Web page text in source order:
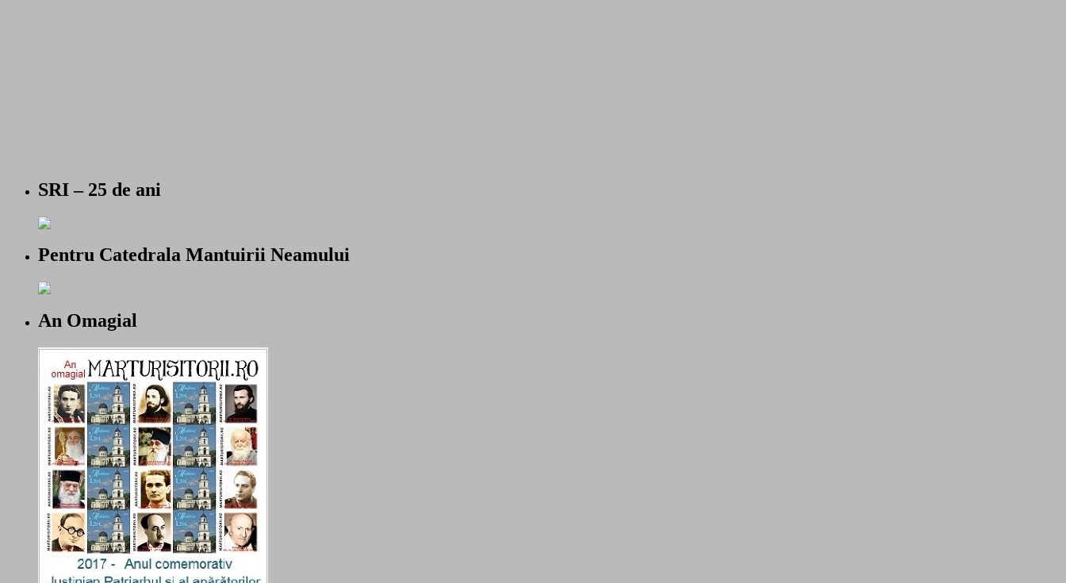
SRI – 25 de ani
Pentru Catedrala Mantuirii Neamului
An Omagial